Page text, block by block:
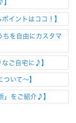
】
イントはココ！】
ちを自由にカスタマ
なご自宅に♪】
いて～】
」をご紹介♪】